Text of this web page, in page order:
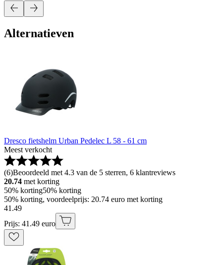
Alternatieven
Dresco fietshelm Urban Pedelec L 58 - 61 cm
Meest verkocht
(6)Beoordeeld met 4.3 van de 5 sterren, 6 klantreviews
20.74 met korting
50% korting50% korting
50% korting, voordeelprijs: 20.74 euro met korting
41 .49
Prijs: 41.49 euro